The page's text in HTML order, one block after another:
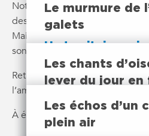
Notre territoire est riche en
des milliers de visiteurs
Mais il peut s’écouter autant
sons parlent plus que les mots !
Retrouvez ceux qui font son
l’ambiance locale.
À écouter sans modération !
Le murmure de
galets
Un territoire qui
Un son unique, lorsque la
entre les galets. Chaque
typique de notre littoral.
Les chants
lever du jour en
Un territoire qui
Des trilles et des
Les échos d’un
plein air